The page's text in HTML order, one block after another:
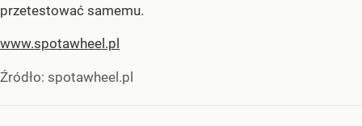
przetestować samemu.
www.spotawheel.pl
Źródło: spotawheel.pl